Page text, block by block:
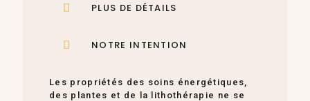
PLUS DE DÉTAILS
NOTRE INTENTION
Les propriétés des soins énergétiques,
des plantes et de la lithothérapie ne se